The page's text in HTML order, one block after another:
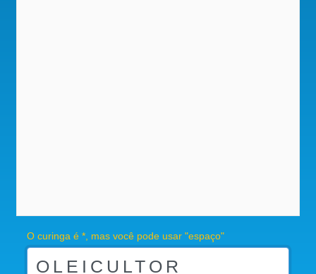
O curinga é *, mas você pode usar "espaço"